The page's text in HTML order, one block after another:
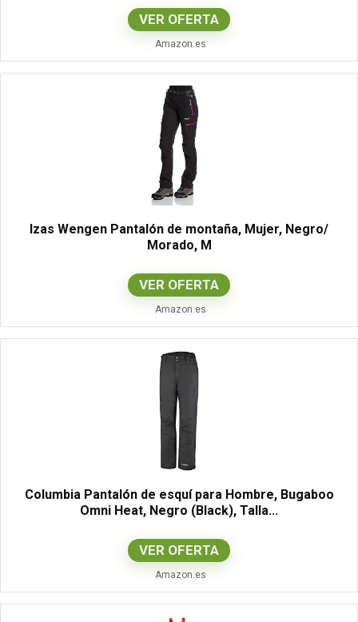
VER OFERTA
Amazon.es
Izas Wengen Pantalón de montaña, Mujer, Negro/
Morado, M
VER OFERTA
Amazon.es
Columbia Pantalón de esquí para Hombre, Bugaboo
Omni Heat, Negro (Black), Talla...
VER OFERTA
Amazon.es